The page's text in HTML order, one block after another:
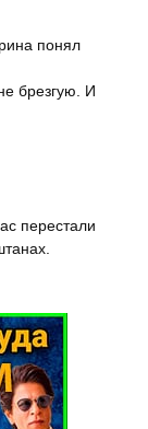
понял
брезгую. И
перестали